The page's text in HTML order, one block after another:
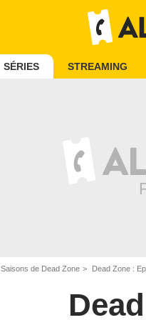
SÉRIES STREAMING
Saisons de Dead Zone Dead Zone :